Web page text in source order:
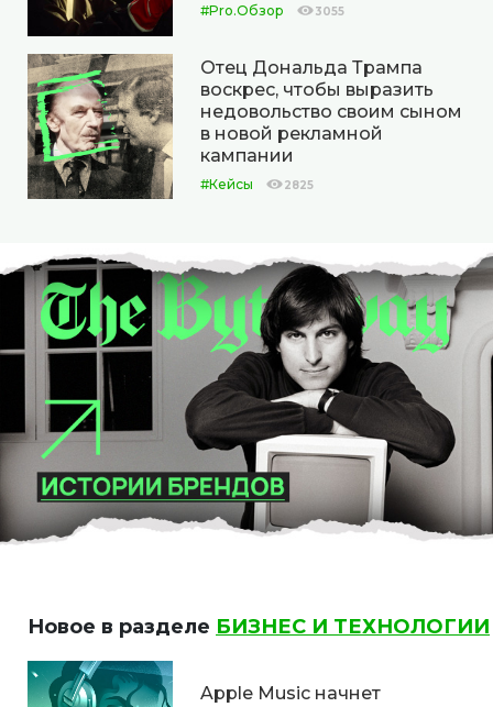
#Pro.Обзор 3055
Отец Дональда Трампа
воскрес, чтобы выразить
недовольство своим сыном
в новой рекламной
кампании
#Кейсы 2825
Новое в разделе БИЗНЕС И ТЕХНОЛОГИИ
Apple Music начнет